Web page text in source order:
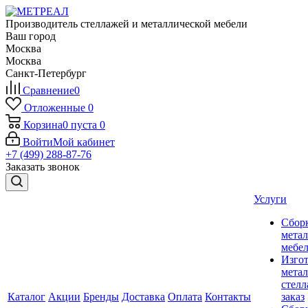
Производитель стеллажей и металлической мебели
Ваш город
Москва
Москва
Санкт-Петербург
Сравнение0
Отложенные 0
Корзина0 пуста 0
ВойтиМой кабинет
+7 (499) 288-87-76
Заказать звонок
Каталог Акции Бренды Доставка Оплата Контакты
Услуги
заказ